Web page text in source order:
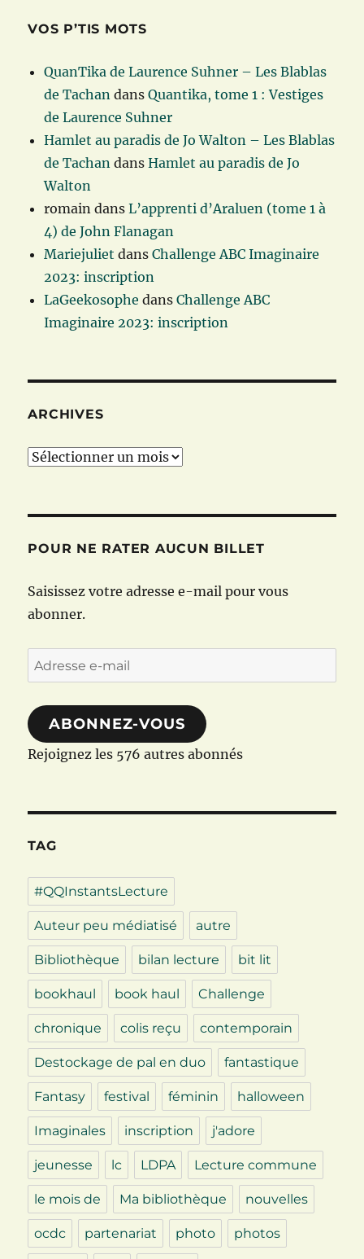
VOS P’TIS MOTS
QuanTika de Laurence Suhner – Les Blablas
de Tachan dansQuantika, tome 1 : Vestiges
de Laurence Suhner
Hamlet au paradis de Jo Walton – Les Blablas
de Tachan dansHamlet au paradis de Jo
Walton
romain dansL’apprenti d’Araluen (tome 1 à
4) de John Flanagan
Mariejuliet dansChallenge ABC Imaginaire
2023: inscription
LaGeekosophe dansChallenge ABC
Imaginaire 2023: inscription
ARCHIVES
Archives
POUR NE RATER AUCUN BILLET
Saisissez votre adresse e-mail pour vous
abonner.
Adresse
e-
mail
ABONNEZ-VOUS
Rejoignez les 576 autres abonnés
TAG
#QQInstantsLecture
Auteur peu médiatisé autre
Bibliothèque bilan lecture bit lit
bookhaul book haul Challenge
chronique colis reçu contemporain
Destockage de pal en duo fantastique
Fantasy festival féminin halloween
Imaginales inscription j'adore
jeunesse lc LDPA Lecture commune
le mois de Ma bibliothèque nouvelles
ocdc partenariat photo photos